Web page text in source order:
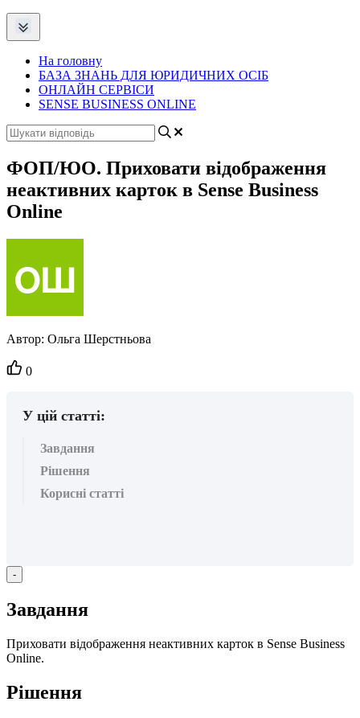
На головну
БАЗА ЗНАНЬ ДЛЯ ЮРИДИЧНИХ ОСІБ
ОНЛАЙН СЕРВІСИ
SENSE BUSINESS ONLINE
ФОП/ЮО. Приховати відображення
неактивних карток в Sense Business
Online
Автор: Ольга Шерстньова
Кількість
вподобайок:
0
У цій статті:
Завдання
Рішення
Корисні статті
-
Завдання
Приховати відображення неактивних карток в Sense Business
Online.
Рішення